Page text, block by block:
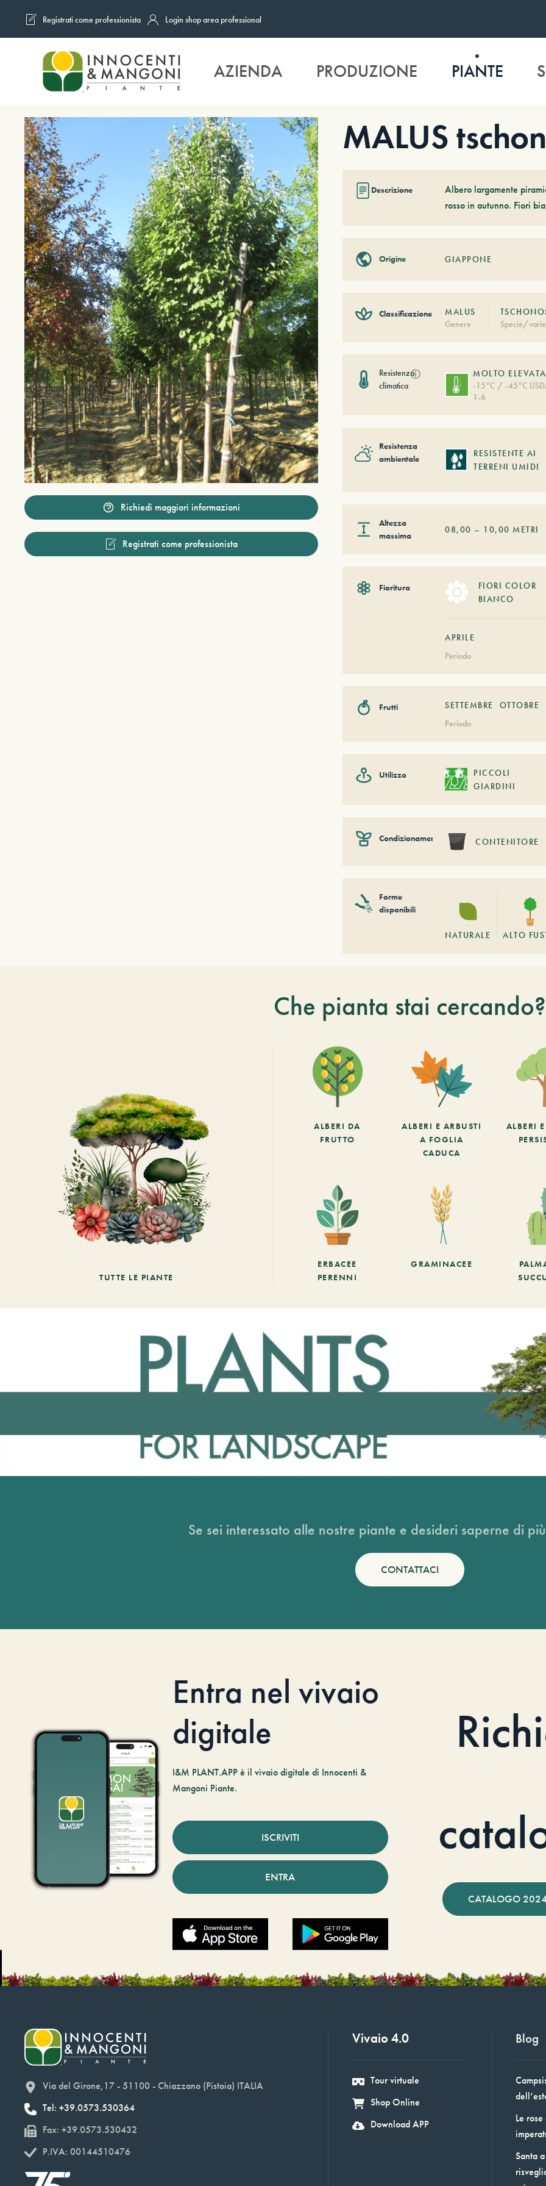
Skip to main content
Registrati come professionista Login shop area professional
AZIENDA PRODUZIONE PIANTE
Richiedi maggiori informazioni
Registrati come professionista
MALUS
Descrizione
Albero largamente
rosso in autunno. Fiori
Origine GIAPPONE
Classificazione
MALUS
Genere
Specie/
Resistenza
climatica
ⓘ
MOLTO ELEVATA
-15°C / -45°C
1-6
Resistenza
ambientale
RESISTENTE AI
TERRENI UMIDI
Altezza
massima
08,00 – 10,00 METRI
Fioritura
FIORI COLOR
BIANCO
APRILE
Periodo
Frutti SETTEMBRE
OTTOBRE
Periodo
Utilizzo
PICCOLI
GIARDINI
Condizionamento CONTENITORE
Forme
disponibili
NATURALE ALTO
Che pianta stai cercando?
TUTTE LE PIANTE
ALBERI DA
FRUTTO
ALBERI E ARBUSTI
A FOGLIA
CADUCA
ALBERI
ERBACEE
PERENNI
GRAMINACEE
Se sei interessato alle nostre piante e desideri saperne di
CONTATTACI
Entra nel vivaio
digitale
I&M PLANT.APP è il vivaio digitale di Innocenti &
Mangoni Piante.
ISCRIVITI
ENTRA
CATALOGO
Via del Girone,17 - 51100 - Chiazzano (Pistoia) ITALIA
Tel: +39.0573.530364
Fax: +39.0573.530432
P.IVA: 00144510476
Vivaio 4.0
Tour virtuale
Shop Online
Download APP
Blog
Le
Santa